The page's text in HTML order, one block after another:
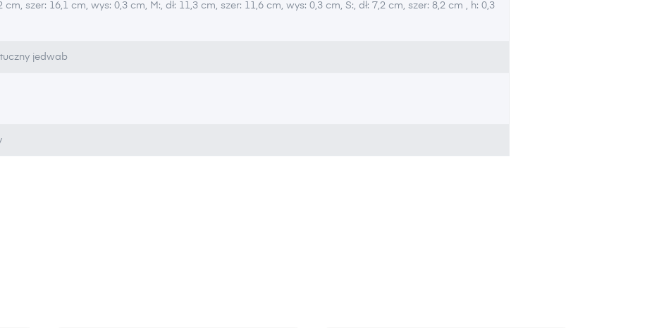
cm, szer: 16,1 cm, wys: 0,3 cm, M:, dł: 11,3 cm, szer: 11,6 cm, wys: 0,3 cm, S:, dł: 7,2 cm, szer: 8,2 cm , h: 0,3
jedwab